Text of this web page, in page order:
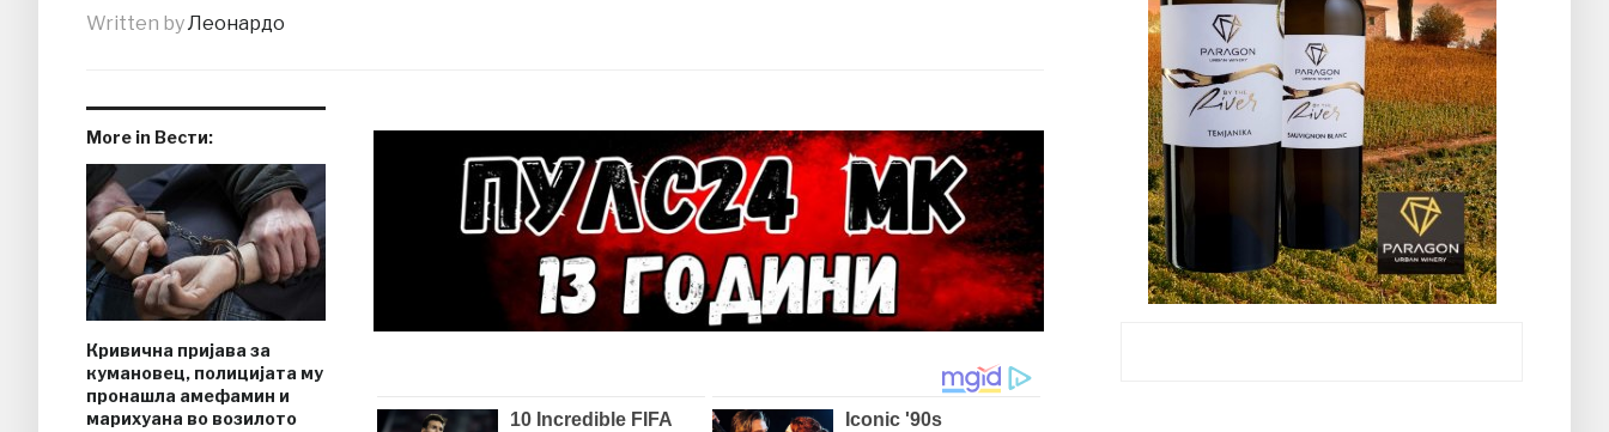
Written byЛеонардо
More in Вести:
Кривична пријава за
кумановец, полицијата му
пронашла амефамин и
марихуана во возилото